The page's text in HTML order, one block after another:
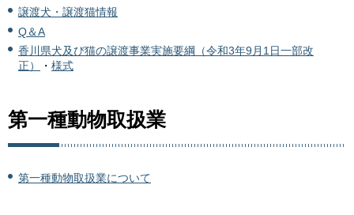
譲渡犬・譲渡猫情報
Q＆A
香川県犬及び猫の譲渡事業実施要綱（令和3年9月1日一部改
正）
・ 様式
第一種動物取扱業
第一種動物取扱業について